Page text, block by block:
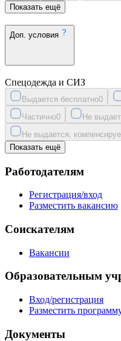
Показать ещё
Доп. условия
Спецодежда и СИЗ
Выдается бесплатно0
Частично0 Не
Не выдается,
Показать ещё
Работодателям
Регистрация/вход
Разместить вакансию
Соискателям
Вакансии
Образовательным
Вход/регистрация
Разместить
Документы